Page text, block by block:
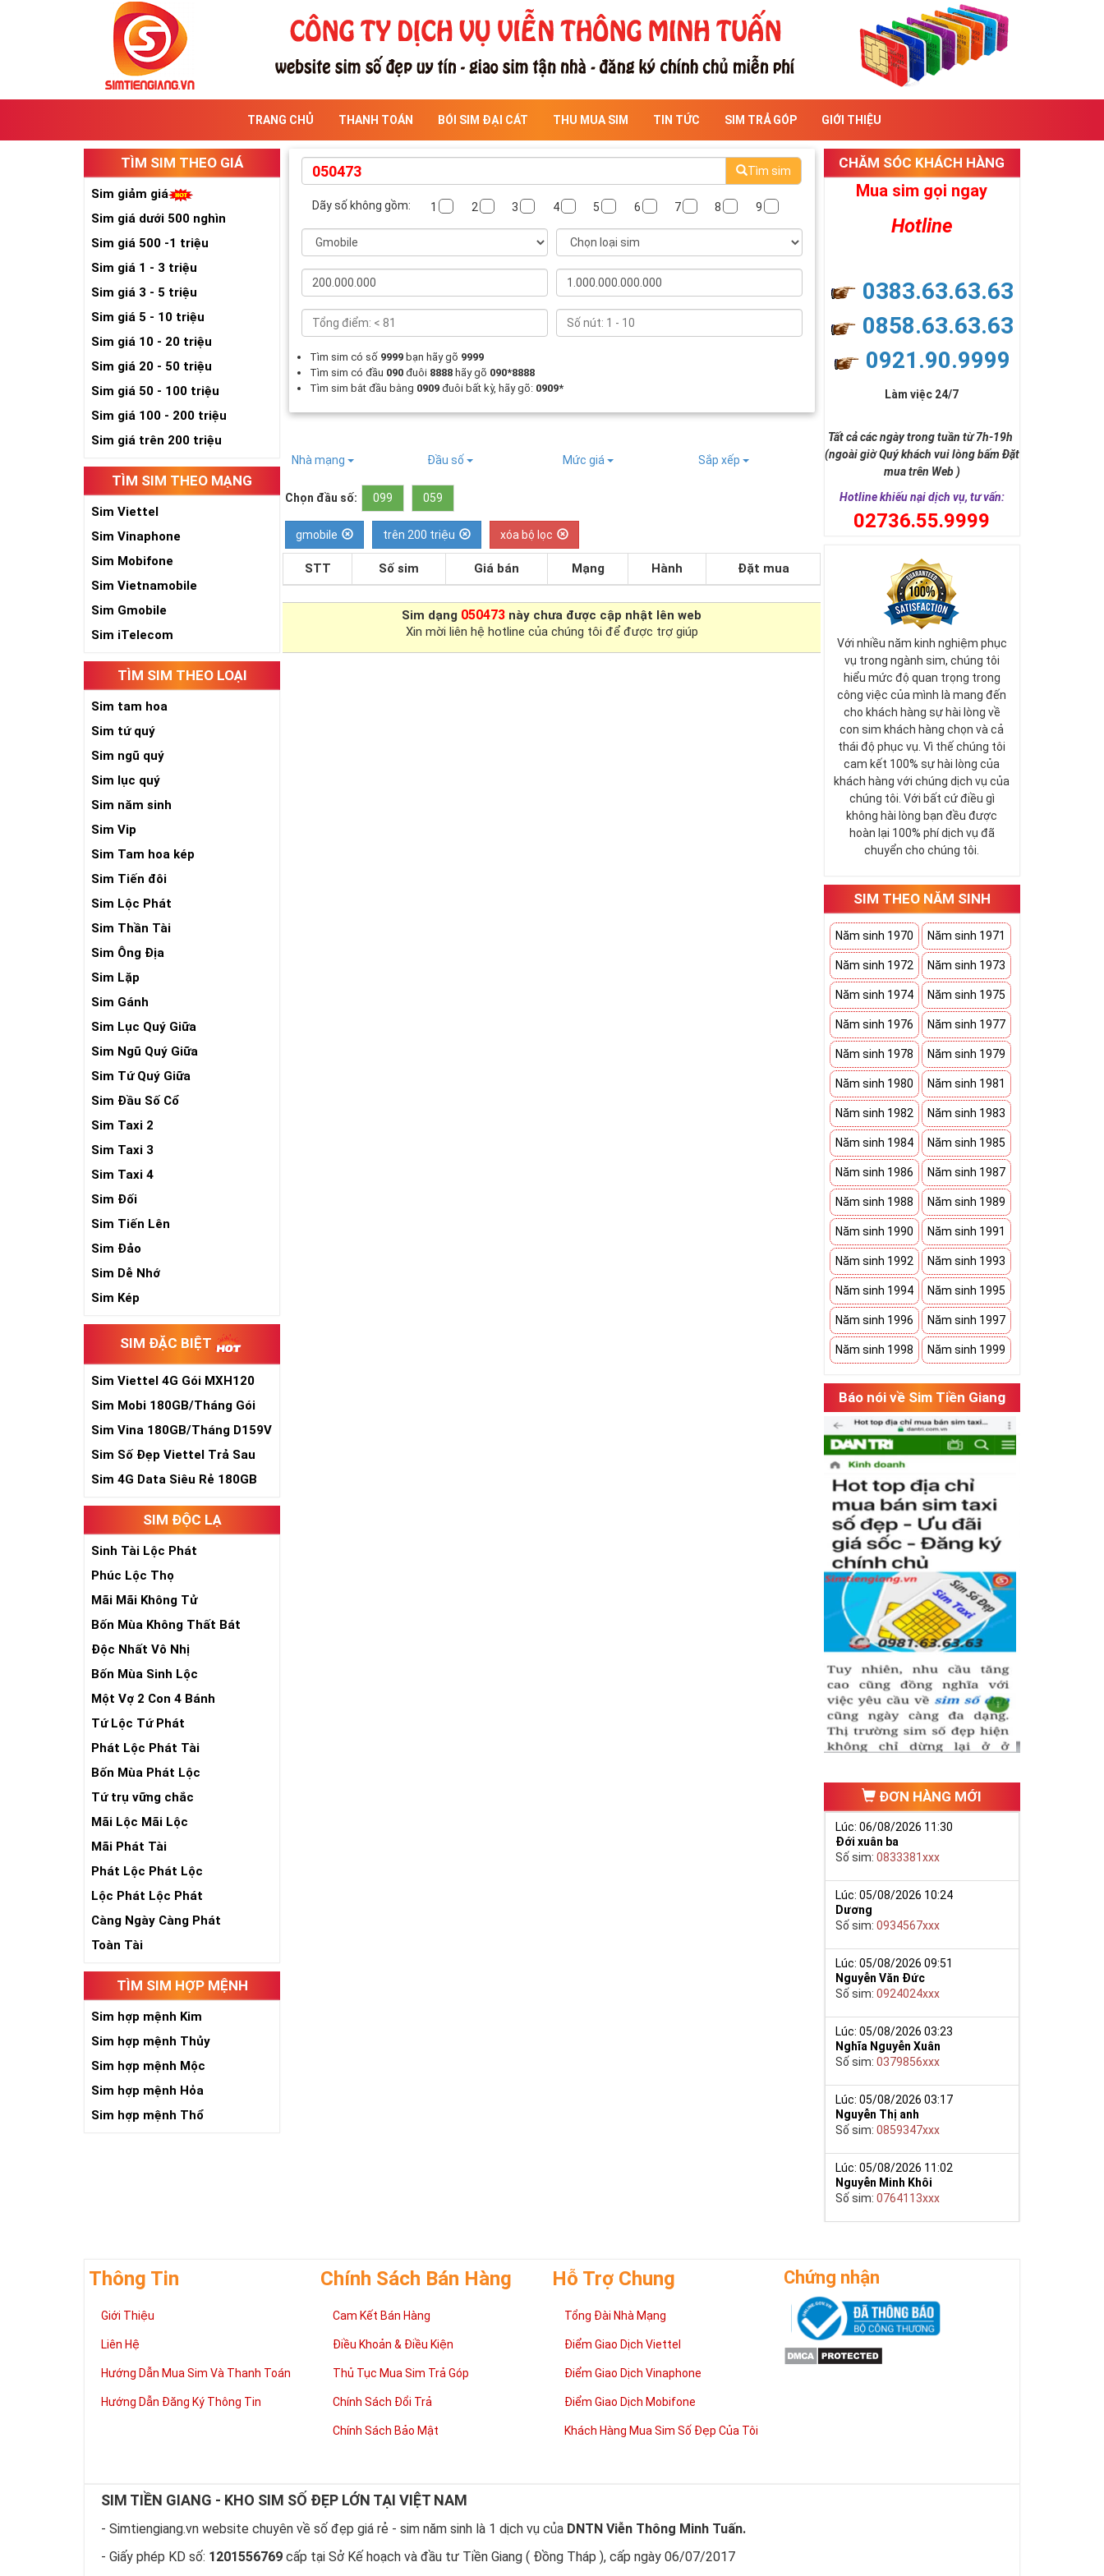
TRANG CHỦ THANH TOÁN BÓI SIM ĐẠI CÁT THU MUA SIM TIN TỨC SIM TRẢ GÓP GIỚI THIỆU
TÌM SIM THEO GIÁ
Sim giảm giá
Sim giá dưới 500 nghìn
Sim giá 500 -1 triệu
Sim giá 1 - 3 triệu
Sim giá 3 - 5 triệu
Sim giá 5 - 10 triệu
Sim giá 10 - 20 triệu
Sim giá 20 - 50 triệu
Sim giá 50 - 100 triệu
Sim giá 100 - 200 triệu
Sim giá trên 200 triệu
TÌM SIM THEO MẠNG
Sim Viettel
Sim Vinaphone
Sim Mobifone
Sim Vietnamobile
Sim Gmobile
Sim iTelecom
TÌM SIM THEO LOẠI
Sim tam hoa
Sim tứ quý
Sim ngũ quý
Sim lục quý
Sim năm sinh
Sim Vip
Sim Tam hoa kép
Sim Tiến đôi
Sim Lộc Phát
Sim Thần Tài
Sim Ông Địa
Sim Lặp
Sim Gánh
Sim Lục Quý Giữa
Sim Ngũ Quý Giữa
Sim Tứ Quý Giữa
Sim Đầu Số Cổ
Sim Taxi 2
Sim Taxi 3
Sim Taxi 4
Sim Đối
Sim Tiến Lên
Sim Đảo
Sim Dễ Nhớ
Sim Kép
SIM ĐẶC BIỆT
Sim Viettel 4G Gói MXH120
Siêu Rẻ
Sim Mobi 180GB/Tháng Gói
TK159
Sim Vina 180GB/Tháng D159V
Sim Số Đẹp Viettel Trả Sau
Sim 4G Data Siêu Rẻ 180GB
SIM ĐỘC LẠ
Sinh Tài Lộc Phát
Phúc Lộc Thọ
Mãi Mãi Không Tử
Bốn Mùa Không Thất Bát
Độc Nhất Vô Nhị
Bốn Mùa Sinh Lộc
Một Vợ 2 Con 4 Bánh
Tứ Lộc Tứ Phát
Phát Lộc Phát Tài
Bốn Mùa Phát Lộc
Tứ trụ vững chắc
Mãi Lộc Mãi Lộc
Mãi Phát Tài
Phát Lộc Phát Lộc
Lộc Phát Lộc Phát
Càng Ngày Càng Phát
Toàn Tài
TÌM SIM HỢP MỆNH
Sim hợp mệnh Kim
Sim hợp mệnh Thủy
Sim hợp mệnh Mộc
Sim hợp mệnh Hỏa
Sim hợp mệnh Thổ
Tìm sim
Dãy số không gồm: 1 2 3 4 5 6 7 8 9
Tìm sim có số 9999 bạn hãy gõ 9999
Tìm sim có đầu 090đuôi 8888 hãy gõ 090*8888
Tìm sim bắt đầu bằng 0909 đuôi bất kỳ, hãy gõ: 0909*
Nhà mạng Đầu số Mức giá Sắp xếp
Chọn đầu số: 099 059
gmobile trên 200 triệu xóa bộ lọc
STT Số sim Giá bán Mạng Hành Đặt mua
Sim dạng 050473 này chưa được cập nhật lên web
Xin mời liên hệ hotline của chúng tôi để được trợ giúp
CHĂM SÓC KHÁCH HÀNG
Mua sim gọi ngay
Hotline
0383.63.63.63
0858.63.63.63
0921.90.9999
Làm việc 24/7
Tất cả các ngày trong tuần từ 7h-19h
(ngoài giờ Quý khách vui lòng bấm Đặt
mua trên Web )
Hotline khiếu nại dịch vụ, tư vấn:
02736.55.9999
Với nhiều năm kinh nghiệm phục
vụ trong ngành sim, chúng tôi
hiểu mức độ quan trọng trong
công việc của mình là mang đến
cho khách hàng sự hài lòng về
con sim khách hàng chọn và cả
thái độ phục vụ. Vì thế chúng tôi
cam kết 100% sự hài lòng của
khách hàng với chúng dịch vụ của
chúng tôi. Với bất cứ điều gì
không hài lòng bạn đều được
hoàn lại 100% phí dịch vụ đã
chuyển cho chúng tôi.
SIM THEO NĂM SINH
Năm sinh 1970 Năm sinh 1971
Năm sinh 1972 Năm sinh 1973
Năm sinh 1974 Năm sinh 1975
Năm sinh 1976 Năm sinh 1977
Năm sinh 1978 Năm sinh 1979
Năm sinh 1980 Năm sinh 1981
Năm sinh 1982 Năm sinh 1983
Năm sinh 1984 Năm sinh 1985
Năm sinh 1986 Năm sinh 1987
Năm sinh 1988 Năm sinh 1989
Năm sinh 1990 Năm sinh 1991
Năm sinh 1992 Năm sinh 1993
Năm sinh 1994 Năm sinh 1995
Năm sinh 1996 Năm sinh 1997
Năm sinh 1998 Năm sinh 1999
Báo nói về Sim Tiền Giang
ĐƠN HÀNG MỚI
Lúc: 06/08/2026 11:30
Đới xuân ba
Số sim:0833381xxx
Lúc: 05/08/2026 10:24
Dương
Số sim:0934567xxx
Lúc: 05/08/2026 09:51
Nguyễn Văn Đức
Số sim:0924024xxx
Lúc: 05/08/2026 03:23
Nghĩa Nguyễn Xuân
Số sim:0379856xxx
Lúc: 05/08/2026 03:17
Nguyễn Thị anh
Số sim:0859347xxx
Lúc: 05/08/2026 11:02
Nguyễn Minh Khôi
Số sim:0764113xxx
Thông Tin
Giới Thiệu
Liên Hệ
Hướng Dẫn Mua Sim Và Thanh Toán
Hướng Dẫn Đăng Ký Thông Tin
Chính Sách Bán Hàng
Cam Kết Bán Hàng
Điều Khoản & Điều Kiện
Thủ Tục Mua Sim Trả Góp
Chính Sách Đổi Trả
Chính Sách Bảo Mật
Hỗ Trợ Chung
Tổng Đài Nhà Mạng
Điểm Giao Dịch Viettel
Điểm Giao Dịch Vinaphone
Điểm Giao Dịch Mobifone
Khách Hàng Mua Sim Số Đẹp Của Tôi
Chứng nhận
SIM TIỀN GIANG - KHO SIM SỐ ĐẸP LỚN TẠI VIỆT NAM
- Simtiengiang.vn website chuyên về số đẹp giá rẻ - sim năm sinh là 1 dịch vụ của DNTN Viễn Thông Minh Tuấn.
- Giấy phép KD số: 1201556769 cấp tại Sở Kế hoạch và đầu tư Tiền Giang ( Đồng Tháp ), cấp ngày 06/07/2017